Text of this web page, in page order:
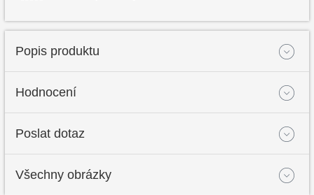
Popis produktu
Hodnocení
Poslat dotaz
Všechny obrázky